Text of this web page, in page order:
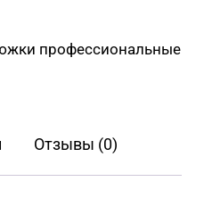
профессиональные
Отзывы (0)